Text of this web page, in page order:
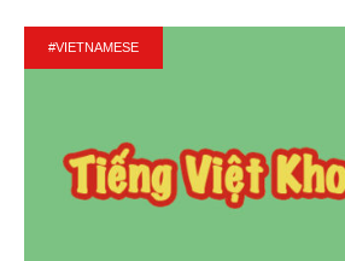
#VIETNAMESE